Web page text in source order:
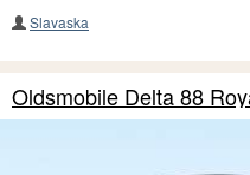
Slavaska
Oldsmobile Delta 88